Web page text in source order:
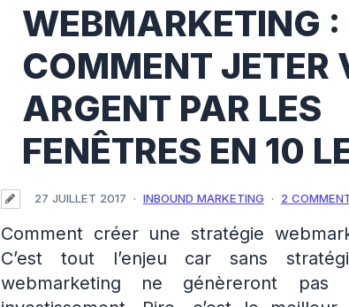
WEBMARKETING :
COMMENT JETER
ARGENT PAR LES
FENÊTRES EN 10
27 JUILLET 2017 INBOUND MARKETING 2
Comment créer une stratégie
C’est tout l’enjeu car sans
webmarketing ne génèreront